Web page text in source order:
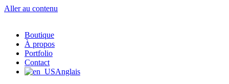
Aller au contenu
Boutique
À propos
Portfolio
Contact
Anglais